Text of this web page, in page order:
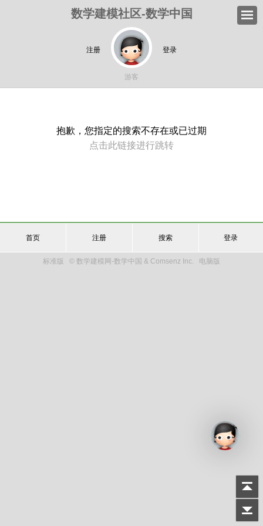
数学建模社区-数学中国
注册 登录
游客
抱歉，您指定的搜索不存在或已过期
点击此链接进行跳转
首页 注册 搜索 登录
标准版 © 数学建模网-数学中国 & Comsenz Inc. 电脑版